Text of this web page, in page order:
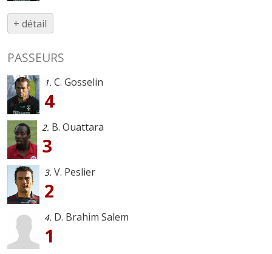
+ détail
PASSEURS
1. C. Gosselin
4
2. B. Ouattara
3
3. V. Peslier
2
4. D. Brahim Salem
1